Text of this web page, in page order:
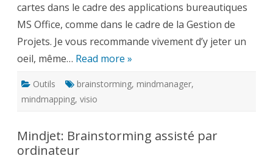
cartes dans le cadre des applications bureautiques
MS Office, comme dans le cadre de la Gestion de
Projets. Je vous recommande vivement d’y jeter un
oeil, même… Read more »
Outils brainstorming, mindmanager,
mindmapping, visio
Mindjet: Brainstorming assisté par
ordinateur